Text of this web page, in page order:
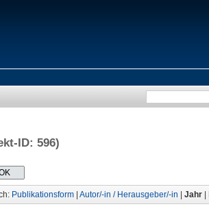
ID: 596)
Publikationsform| Autor/-in / Herausgeber/-in Jahr